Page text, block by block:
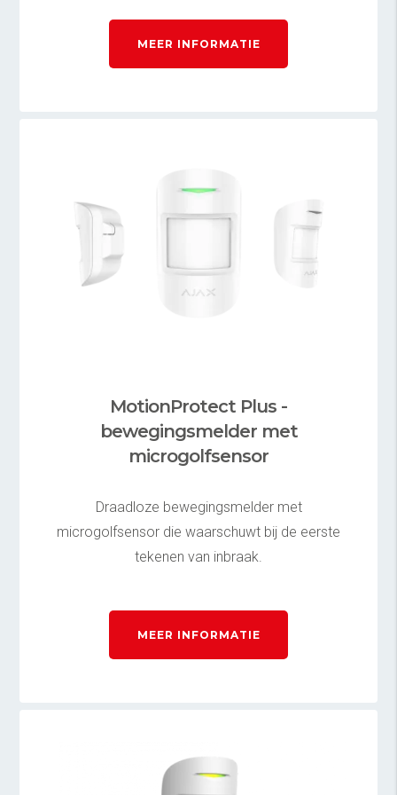
MEER INFORMATIE
MotionProtect Plus -
bewegingsmelder met
microgolfsensor
Draadloze bewegingsmelder met
microgolfsensor die waarschuwt bij de eerste
tekenen van inbraak.
MEER INFORMATIE